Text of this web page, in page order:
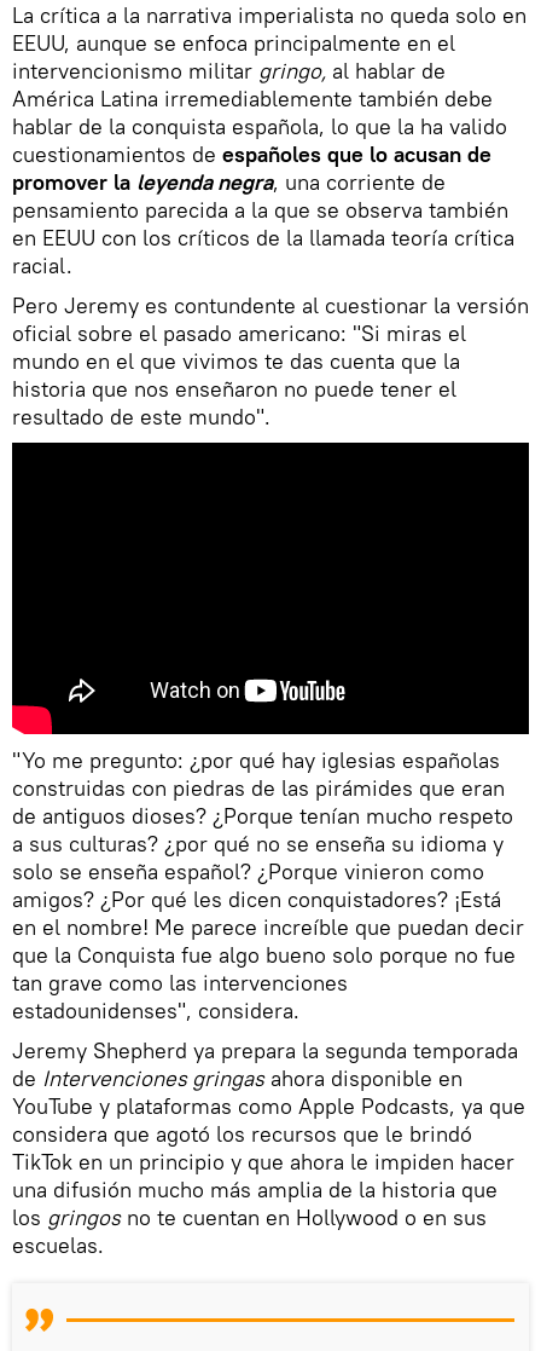
La crítica a la narrativa imperialista no queda solo en
EEUU, aunque se enfoca principalmente en el
intervencionismo militar gringo, al hablar de
América Latina irremediablemente también debe
hablar de la conquista española, lo que la ha valido
cuestionamientos de españoles que lo acusan de
promover la leyenda negra, una corriente de
pensamiento parecida a la que se observa también
en EEUU con los críticos de la llamada teoría crítica
racial.
Pero Jeremy es contundente al cuestionar la versión
oficial sobre el pasado americano: "Si miras el
mundo en el que vivimos te das cuenta que la
historia que nos enseñaron no puede tener el
resultado de este mundo".
"Yo me pregunto: ¿por qué hay iglesias españolas
construidas con piedras de las pirámides que eran
de antiguos dioses? ¿Porque tenían mucho respeto
a sus culturas? ¿por qué no se enseña su idioma y
solo se enseña español? ¿Porque vinieron como
amigos? ¿Por qué les dicen conquistadores? ¡Está
en el nombre! Me parece increíble que puedan decir
que la Conquista fue algo bueno solo porque no fue
tan grave como las intervenciones
estadounidenses", considera.
Jeremy Shepherd ya prepara la segunda temporada
de Intervenciones gringasahora disponible en
YouTube y plataformas como Apple Podcasts, ya que
considera que agotó los recursos que le brindó
TikTok en un principio y que ahora le impiden hacer
una difusión mucho más amplia de la historia que
los gringosno te cuentan en Hollywood o en sus
escuelas.